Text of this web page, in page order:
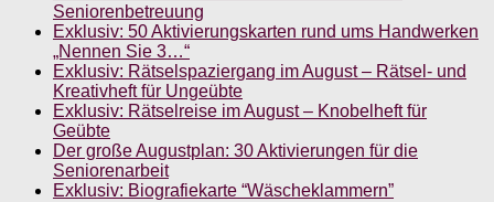
Seniorenbetreuung
Exklusiv: 50 Aktivierungskarten rund ums Handwerken
„Nennen Sie 3…“
Exklusiv: Rätselspaziergang im August – Rätsel- und
Kreativheft für Ungeübte
Exklusiv: Rätselreise im August – Knobelheft für
Geübte
Der große Augustplan: 30 Aktivierungen für die
Seniorenarbeit
Exklusiv: Biografiekarte “Wäscheklammern”